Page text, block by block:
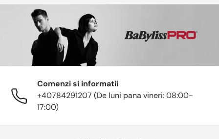
Comenzi si informatii
+40784291207 (De luni pana vineri: 08:00-
17:00)